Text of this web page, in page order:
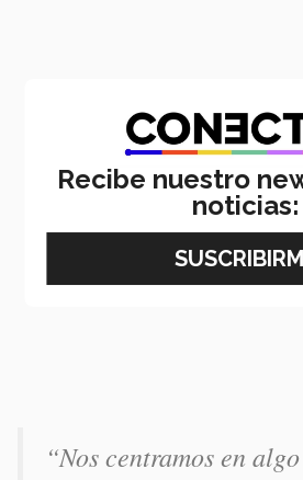
“Nos centramos en
Recibe nuestro
noticias: